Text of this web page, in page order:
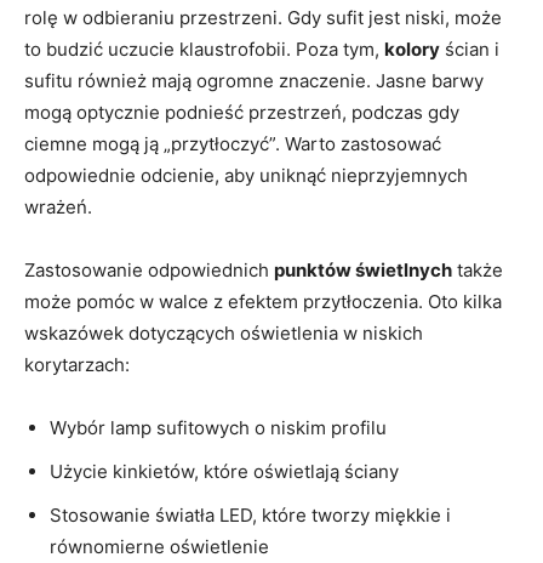
rolę w odbieraniu przestrzeni. Gdy sufit jest niski, może
to budzić uczucie klaustrofobii. Poza tym, kolory ścian i
sufitu również mają ogromne znaczenie. Jasne barwy
mogą optycznie podnieść przestrzeń, podczas gdy
ciemne mogą ją „przytłoczyć”. Warto zastosować
odpowiednie odcienie, aby uniknąć nieprzyjemnych
wrażeń.
Zastosowanie odpowiednich punktów świetlnych także
może pomóc w walce z efektem przytłoczenia. Oto kilka
wskazówek dotyczących oświetlenia w niskich
korytarzach:
Wybór lamp sufitowych o niskim profilu
Użycie kinkietów, które oświetlają ściany
Stosowanie światła LED, które tworzy miękkie i
równomierne oświetlenie